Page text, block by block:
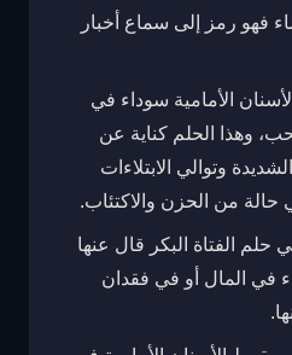
فهو رمز إلى سماع أخبار
الأمامية سوداء في
وهذا الحلم كناية عن
وتوالي الابتلاءات
حالة من الحزن والاكتئاب.
حلم الفتاة البكر قال عنها
في المال أو في فقدان